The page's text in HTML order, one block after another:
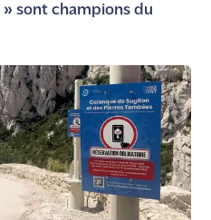
sont champions du